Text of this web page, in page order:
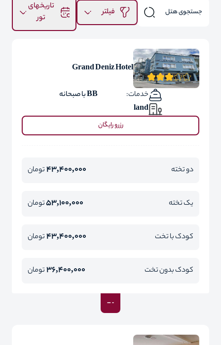
فیلتر
تاریخهای
تور
Grand Deniz Hotel
خدمات:
BB با صبحانه
land
رزرو رایگان
دو تخته 43,400,000تومان
یک تخته 53,100,000تومان
کودک با تخت 43,400,000تومان
کودک بدون تخت 36,400,000تومان